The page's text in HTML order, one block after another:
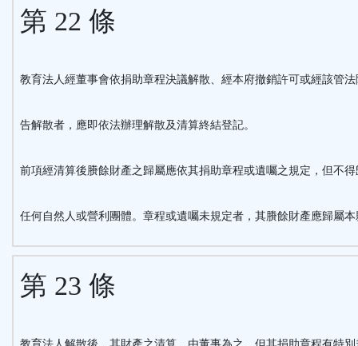
第 22 條
教育法人經董事會依捐助章程決議解散、經本府撤銷許可或經該管法
告解散者，應即依法辦理解散及清算終結登記。
前項經清算後賸餘財產之歸屬應依其捐助章程或遺囑之規定，但不得
任何自然人或營利團體。章程或遺囑未規定者，其賸餘財產應歸屬本
第 23 條